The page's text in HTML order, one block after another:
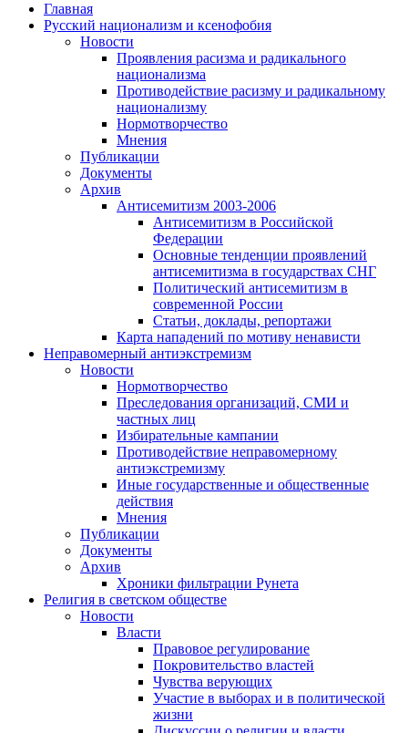
Главная
Русский национализм и ксенофобия
Новости
Проявления расизма и радикального
национализма
Противодействие расизму и радикальному
национализму
Нормотворчество
Мнения
Публикации
Документы
Архив
Антисемитизм 2003-2006
Антисемитизм в Российской
Федерации
Основные тенденции проявлений
антисемитизма в государствах СНГ
Политический антисемитизм в
современной России
Статьи, доклады, репортажи
Карта нападений по мотиву ненависти
Неправомерный антиэкстремизм
Новости
Нормотворчество
Преследования организаций, СМИ и
частных лиц
Избирательные кампании
Противодействие неправомерному
антиэкстремизму
Иные государственные и общественные
действия
Мнения
Публикации
Документы
Архив
Хроники фильтрации Рунета
Религия в светском обществе
Новости
Власти
Правовое регулирование
Покровительство властей
Чувства верующих
Участие в выборах и в политической
жизни